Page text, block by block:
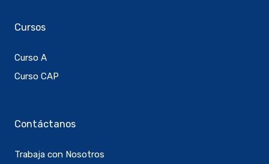
Cursos
Curso A
Curso CAP
Contáctanos
Trabaja con Nosotros